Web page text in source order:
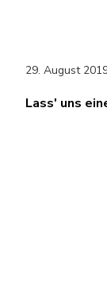
29. August
Lass' uns